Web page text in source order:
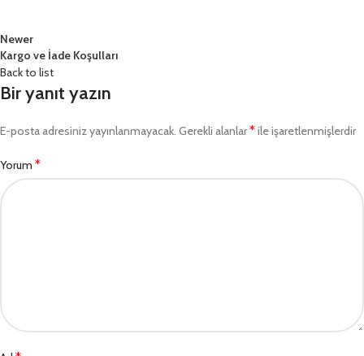
Newer
Kargo ve İade Koşulları
Back to list
Bir yanıt yazın
E-posta adresiniz yayınlanmayacak. Gerekli alanlar*ile işaretlenmişlerdir
Yorum *